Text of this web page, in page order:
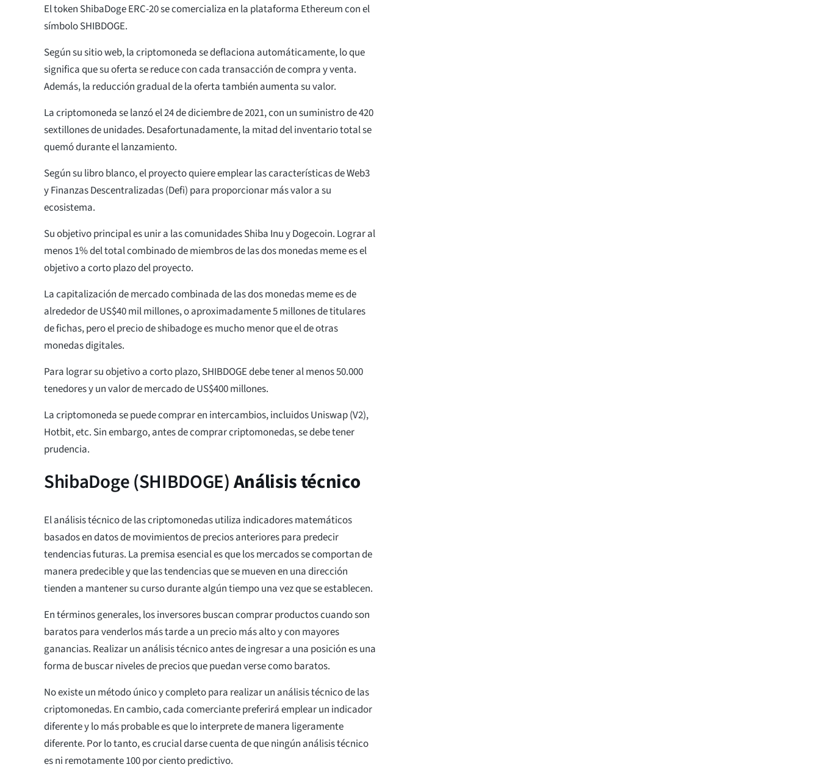
El token ShibaDoge ERC-20 se comercializa en la plataforma Ethereum con el
símbolo SHIBDOGE.
Según su sitio web, la criptomoneda se deflaciona automáticamente, lo que
significa que su oferta se reduce con cada transacción de compra y venta.
Además, la reducción gradual de la oferta también aumenta su valor.
La criptomoneda se lanzó el 24 de diciembre de 2021, con un suministro de 420
sextillones de unidades. Desafortunadamente, la mitad del inventario total se
quemó durante el lanzamiento.
Según su libro blanco, el proyecto quiere emplear las características de Web3
y Finanzas Descentralizadas (Defi) para proporcionar más valor a su
ecosistema.
Su objetivo principal es unir a las comunidades Shiba Inu y Dogecoin. Lograr al
menos 1% del total combinado de miembros de las dos monedas meme es el
objetivo a corto plazo del proyecto.
La capitalización de mercado combinada de las dos monedas meme es de
alrededor de US$40 mil millones, o aproximadamente 5 millones de titulares
de fichas, pero el precio de shibadoge es mucho menor que el de otras
monedas digitales.
Para lograr su objetivo a corto plazo, SHIBDOGE debe tener al menos 50.000
tenedores y un valor de mercado de US$400 millones.
La criptomoneda se puede comprar en intercambios, incluidos Uniswap (V2),
Hotbit, etc. Sin embargo, antes de comprar criptomonedas, se debe tener
prudencia.
ShibaDoge (SHIBDOGE)Análisis técnico
El análisis técnico de las criptomonedas utiliza indicadores matemáticos
basados en datos de movimientos de precios anteriores para predecir
tendencias futuras. La premisa esencial es que los mercados se comportan de
manera predecible y que las tendencias que se mueven en una dirección
tienden a mantener su curso durante algún tiempo una vez que se establecen.
En términos generales, los inversores buscan comprar productos cuando son
baratos para venderlos más tarde a un precio más alto y con mayores
ganancias. Realizar un análisis técnico antes de ingresar a una posición es una
forma de buscar niveles de precios que puedan verse como baratos.
No existe un método único y completo para realizar un análisis técnico de las
criptomonedas. En cambio, cada comerciante preferirá emplear un indicador
diferente y lo más probable es que lo interprete de manera ligeramente
diferente. Por lo tanto, es crucial darse cuenta de que ningún análisis técnico
es ni remotamente 100 por ciento predictivo.